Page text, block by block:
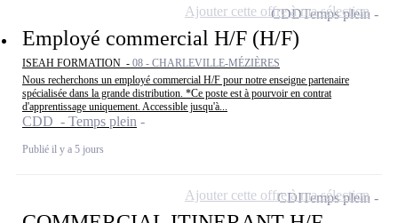
Employé commercial H/F (H/F)
ISEAH FORMATION - 08 - CHARLEVILLE-MÉZIÈRES
Nous recherchons un employé commercial H/F pour notre enseigne partenaire
spécialisée dans la grande distribution. *Ce poste est à pourvoir en contrat
d'apprentissage uniquement. Accessible jusqu'à...
CDD - Temps plein
Publié il y a 5 jours
CDDTemps plein
Ajouter cette offre à ma sélection
CDITemps plein
Ajouter cette offre à ma sélection